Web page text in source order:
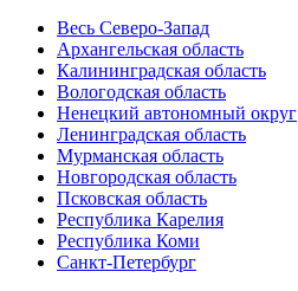
Весь Северо-Запад
Архангельская область
Калининградская область
Вологодская область
Ненецкий автономный округ
Ленинградская область
Мурманская область
Новгородская область
Псковская область
Республика Карелия
Республика Коми
Санкт-Петербург